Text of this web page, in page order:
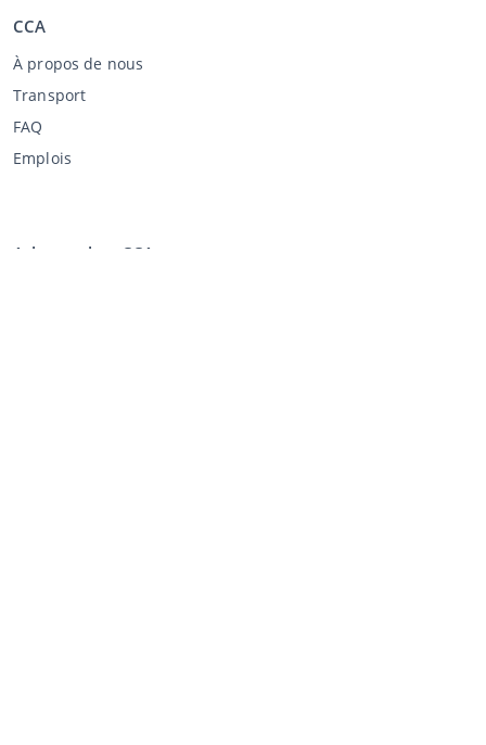
CCA
À propos de nous
Transport
FAQ
Emplois
Acheter chez CCA